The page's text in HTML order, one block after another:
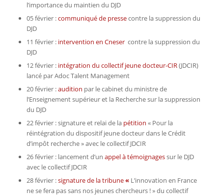
l’importance du maintien du DJD
05 février :communiqué de pressecontre la suppression du
DJD
11 février : intervention en Cnesercontre la suppression du
DJD
12 février : intégration du collectif jeune docteur-CIR(JDCIR)
lancé par Adoc Talent Management
20 février :audition par le cabinet du ministre de
l’Enseignement supérieur et la Recherche sur la suppression
du DJD
22 février : signature et relai de la pétition « Pour la
réintégration du dispositif jeune docteur dans le Crédit
d’impôt recherche » avec le collectif JDCIR
26 février : lancement d’un appel à témoignagessur le DJD
avec le collectif JDCIR
28 février :signature de la tribune« L’innovation en France
ne se fera pas sans nos jeunes chercheurs ! » du collectif